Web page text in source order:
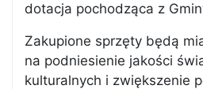
dotacja pochodząca z
Zakupione sprzęty będą
na podniesienie jakości
kulturalnych i zwiększenie